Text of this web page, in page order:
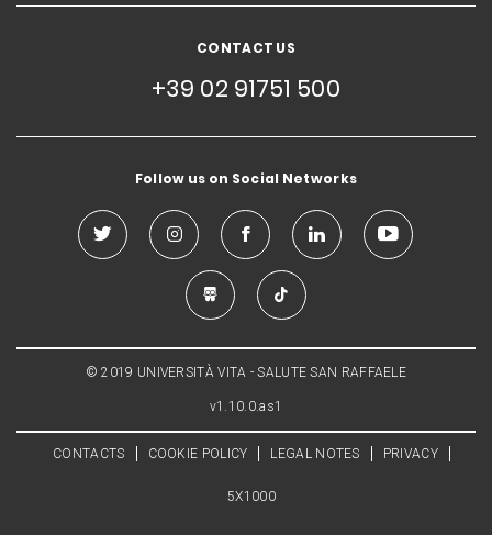
CONTACT US
+39 02 91751 500
Follow us on Social Networks
© 2019 UNIVERSITÀ VITA - SALUTE SAN RAFFAELE
v1.10.0.as1
CONTACTS COOKIE POLICY LEGAL NOTES PRIVACY
5X1000